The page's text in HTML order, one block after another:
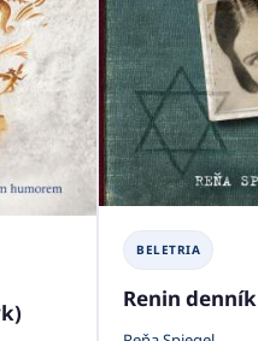
BELETRIA
Renin denník